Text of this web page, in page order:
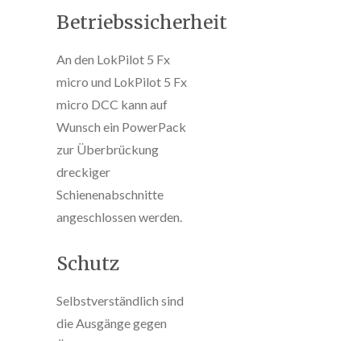
Betriebssicherheit
An den LokPilot 5 Fx
micro und LokPilot 5 Fx
micro DCC kann auf
Wunsch ein PowerPack
zur Überbrückung
dreckiger
Schienenabschnitte
angeschlossen werden.
Schutz
Selbstverständlich sind
die Ausgänge gegen